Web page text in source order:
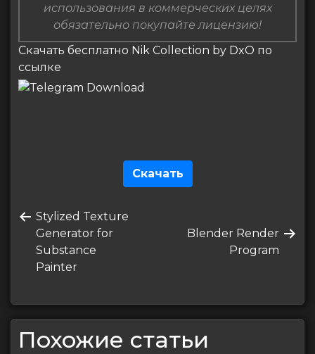
использования в коммерческих целях
обязательно покупайте лицензию!
Скачать бесплатно Nik Collection by DxO по
ссылке
Скачать
по
записям
Предыдущая
запись
Stylized Texture
Generator for
Substance
Painter
Следующая
Blender Render
Program
Похожие статьи